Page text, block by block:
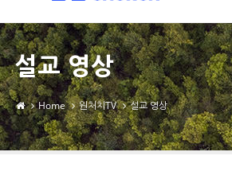
설교 영상
Home 원처치TV 설교 영상